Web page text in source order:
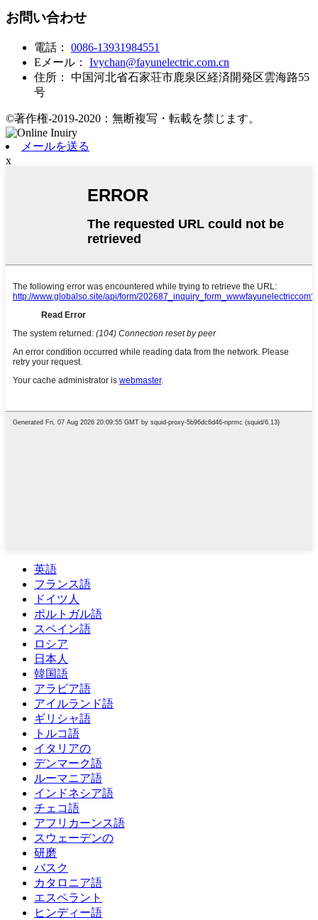
お問い合わせ
電話：
0086-13931984551
Eメール：
Ivychan@fayunelectric.com.cn
住所：
中国河北省石家荘市鹿泉区経済開発区雲海路55
号
©著作権-2019-2020：無断複写・転載を禁じます。
メールを送る
x
英語
フランス語
ドイツ人
ポルトガル語
スペイン語
ロシア
日本人
韓国語
アラビア語
アイルランド語
ギリシャ語
トルコ語
イタリアの
デンマーク語
ルーマニア語
インドネシア語
チェコ語
アフリカーンス語
スウェーデンの
研磨
バスク
カタロニア語
エスペラント
ヒンディー語